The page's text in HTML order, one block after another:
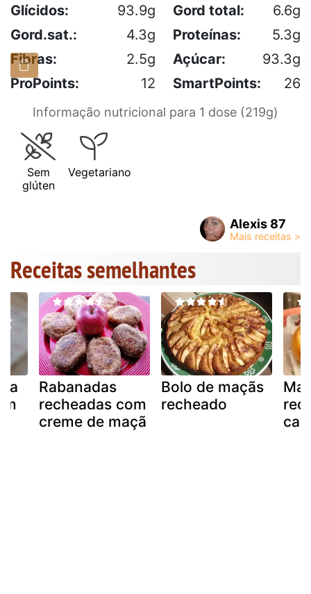
Glícidos: 93.9g Gord total:
6.6g
Gord.sat.:
4.3g Proteínas:
5.3g
Fibras:
2.5g Açúcar:
93.3g
ProPoints:
12 SmartPoints: 26
Informação nutricional para 1 dose (219g)
Sem
glúten
Vegetariano
Alexis 87
Receitas semelhantes
Rabanadas
recheadas com
creme de maçã
Bolo de maçãs
recheado